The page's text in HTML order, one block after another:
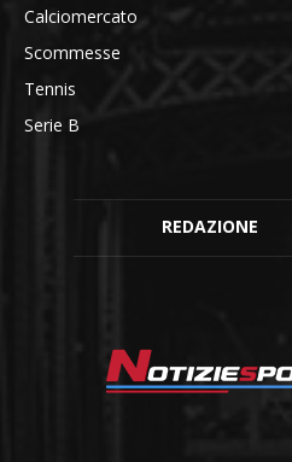
Calciomercato
Scommesse
Tennis
Serie B
REDAZIONE